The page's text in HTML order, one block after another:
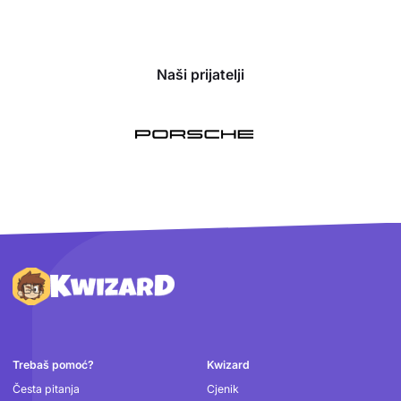
Naši prijatelji
Podnožje
Trebaš pomoć?
Česta pitanja
Kwizard
Cjenik